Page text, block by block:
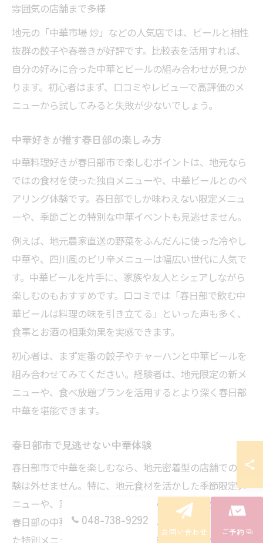
雰囲気の店舗まで多様
地元の「中華市場 炒」などの人気店では、ビールと相性
抜群の餃子や春巻きが好評です。比較表を活用すれば、
自分の好みに合った中華とビールの組み合わせが見つか
ります。初心者はまず、口コミやレビューで高評価のメ
ニューから試してみると失敗が少ないでしょう。
中華好きが推す春日部の楽しみ方
中華料理好きが春日部市で楽しむポイントは、地元なら
ではの食材を使った独自メニューや、中華ビールとのペ
アリング体験です。春日部でしか味わえない限定メニュ
ーや、季節ごとの特別な中華イベントも見逃せません。
例えば、地元農家直送の野菜をふんだんに使った冷やし
中華や、四川風のピリ辛メニューは幅広い世代に人気で
す。中華ビールを片手に、家族や友人とシェアしながら
楽しむのもおすすめです。口コミでは「春日部で飲む中
華ビールは料理の味を引き立てる」といった声も多く、
食事とお酒の相乗効果を実感できます。
初心者は、まず定番の餃子やチャーハンと中華ビールを
組み合わせてみてください。経験者は、地元限定の新メ
ニューや、食べ放題プランを活用するとより深く春日部
中華を堪能できます。
春日部市で見逃せない中華体験
春日部市で中華を楽しむなら、地元密着型の店舗での体
験は外せません。特に、地元食材を活かした季節限定メ
ニューや、家族連れ向けのセットメニューが人気です。
春日部の中華料理店は、地域イベントやお祭りと連動し
た特別メニューを提供することも多く、地元文化と食の
048-738-9292
お問い合わせ ご予約